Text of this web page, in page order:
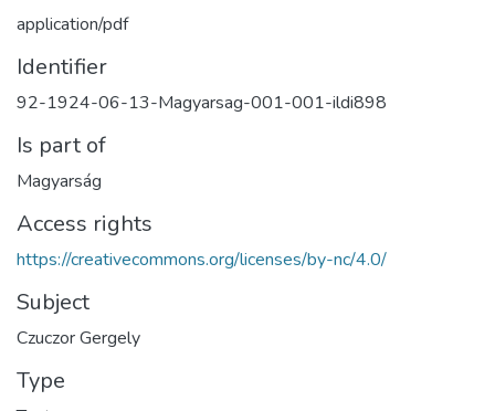
application/pdf
Identifier
92-1924-06-13-Magyarsag-001-001-ildi898
Is part of
Magyarság
Access rights
https://creativecommons.org/licenses/by-nc/4.0/
Subject
Czuczor Gergely
Type